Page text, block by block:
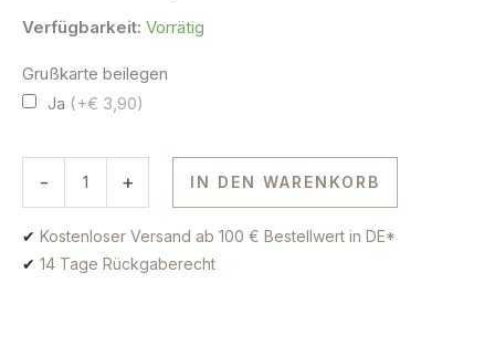
Verfügbarkeit: Vorrätig
Grußkarte beilegen
Ja (+€ 3,90)
- + IN DEN WARENKORB
✔ Kostenloser Versand ab 100 € Bestellwert in DE*
✔ 14 Tage Rückgaberecht